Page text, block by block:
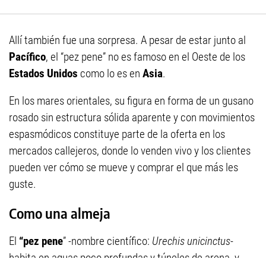
Allí también fue una sorpresa. A pesar de estar junto al
Pacífico, el “pez pene” no es famoso en el Oeste de los
Estados Unidos como lo es en Asia.
En los mares orientales, su figura en forma de un gusano
rosado sin estructura sólida aparente y con movimientos
espasmódicos constituye parte de la oferta en los
mercados callejeros, donde lo venden vivo y los clientes
pueden ver cómo se mueve y comprar el que más les
guste.
Como una almeja
El “pez pene” -nombre científico: Urechis unicinctus-